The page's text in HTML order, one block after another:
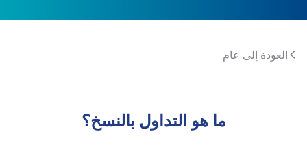
العودة إلى عام
ما هو التداول بالنسخ؟